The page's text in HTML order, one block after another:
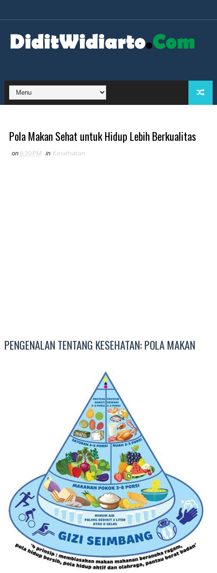
Pola Makan Sehat untuk Hidup Lebih Berkualitas
on 6:30 PM in Kesehatan
PENGENALAN TENTANG KESEHATAN: POLA MAKAN